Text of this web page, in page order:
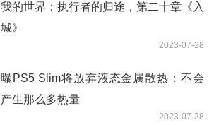
我的世界：执行者的归途，第二十章《入
城》
2023-07-28
曝PS5 Slim将放弃液态金属散热：不会
产生那么多热量
2023-07-28